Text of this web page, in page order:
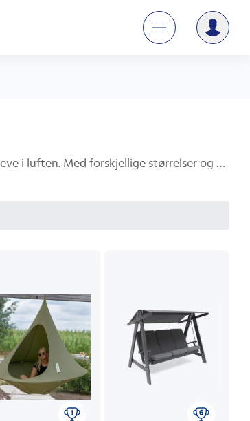
En hengesofa er en moderne og stilfull måte å slappe av på. Den er perfekt for utendørs bruk og gir en unik opplevelse av å sveve i luften. Med forskjellige størrelser og materialer å velge mellom, kan du finne den perfekte hengesofaen som passer til din stil og behov. Opplev en avslappende og komfortabel tid utendørs med en hengesofa. Kjøp nå og nyt en unik opplevelse av å slappe av i luften.